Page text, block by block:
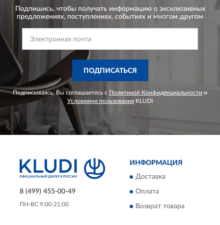
Подпишись, чтобы получать информацию о эксклюзивных
предложениях, поступлениях, событиях и многом другом
ПОДПИСАТЬСЯ
Подписываясь, Вы соглашаетесь с Политикой Конфиденциальности и
Условиями пользования KLUDI
8 (499) 455-00-49
ПН-ВС 9:00-21:00
ИНФОРМАЦИЯ
Доставка
Оплата
Возврат товара